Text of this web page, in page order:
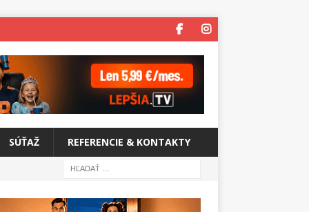
SÚŤAŽ REFERENCIE & KONTAKTY